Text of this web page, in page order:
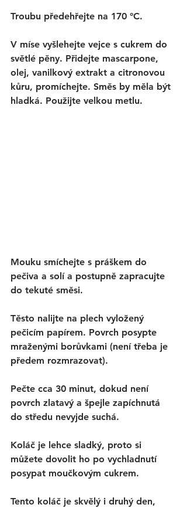
Troubu předehřejte na 170 °C.
V míse vyšlehejte vejce s cukrem do
světlé pěny. Přidejte mascarpone,
olej, vanilkový extrakt a citronovou
kůru, promíchejte. Směs by měla být
hladká. Použijte velkou metlu.
Mouku smíchejte s práškem do
pečiva a solí a postupně zapracujte
do tekuté směsi.
Těsto nalijte na plech vyložený
pečicím papírem. Povrch posypte
mraženými borůvkami (není třeba je
předem rozmrazovat).
Pečte cca 30 minut, dokud není
povrch zlatavý a špejle zapíchnutá
do středu nevyjde suchá.
Koláč je lehce sladký, proto si
můžete dovolit ho po vychladnutí
posypat moučkovým cukrem.
Tento koláč je skvělý i druhý den,